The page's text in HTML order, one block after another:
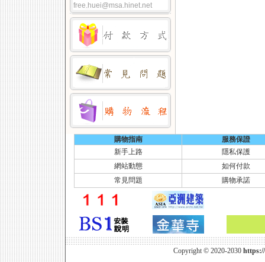
free.huei@msa.hinet.net
購物指南
服務保證
新手上路
隱私保護
網站動態
如何付款
常見問題
購物承諾
Copyright © 2020-2030